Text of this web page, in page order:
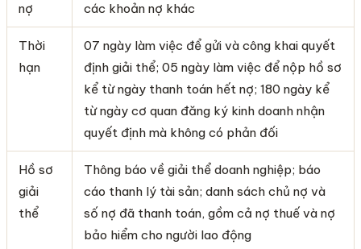
nợ
các khoản nợ khác
Thời
hạn
07 ngày làm việc để gửi và công khai quyết
định giải thể; 05 ngày làm việc để nộp hồ sơ
kể từ ngày thanh toán hết nợ; 180 ngày kể
từ ngày cơ quan đăng ký kinh doanh nhận
quyết định mà không có phản đối
Hồ sơ
giải
thể
Thông báo về giải thể doanh nghiệp; báo
cáo thanh lý tài sản; danh sách chủ nợ và
số nợ đã thanh toán, gồm cả nợ thuế và nợ
bảo hiểm cho người lao động